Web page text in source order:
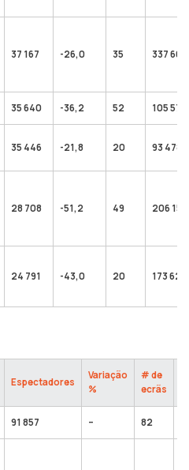
37 167 -26,0 35 337 661
35 640 -36,2 52 105 573
35 446 -21,8 20 93 478
28 708 -51,2 49 206 152
24 791 -43,0 20 173 622
Espectadores
Variação
%
# de
ecrãs
91 857 – 82